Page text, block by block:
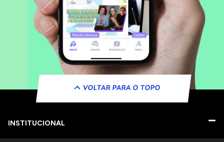
VOLTAR PARA O TOPO
INSTITUCIONAL